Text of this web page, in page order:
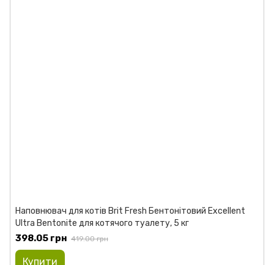
Наповнювач для котів Brit Fresh Бентонітовий Excellent
Ultra Bentonite для котячого туалету, 5 кг
398.05 грн 419.00 грн
Купити